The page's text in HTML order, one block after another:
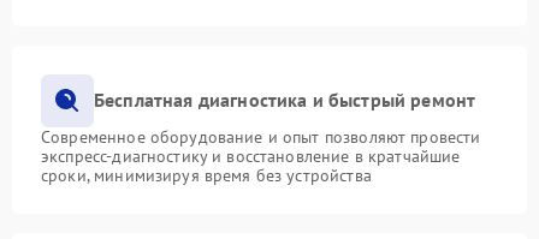
Бесплатная диагностика и быстрый ремонт
Современное оборудование и опыт позволяют провести
экспресс-диагностику и восстановление в кратчайшие
сроки, минимизируя время без устройства